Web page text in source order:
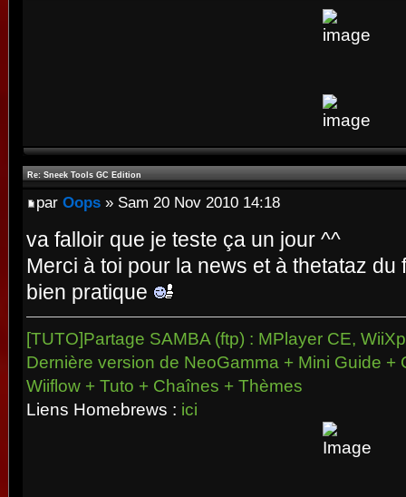
Re: Sneek Tools GC Edition
par Oops » Sam 20 Nov 2010 14:18
va falloir que je teste ça un jour ^^
Merci à toi pour la news et à thetataz
bien pratique
[TUTO]Partage SAMBA (ftp) : MPlayer CE,
Dernière version de NeoGamma + Mini Guide +
Wiiflow + Tuto + Chaînes + Thèmes
Liens Homebrews : ici